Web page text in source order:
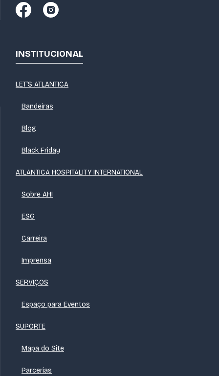
INSTITUCIONAL
LET'S ATLANTICA
Bandeiras
Blog
Black Friday
ATLANTICA HOSPITALITY INTERNATIONAL
Sobre AHI
ESG
Carreira
Imprensa
SERVIÇOS
Espaço para Eventos
SUPORTE
Mapa do Site
Parcerias